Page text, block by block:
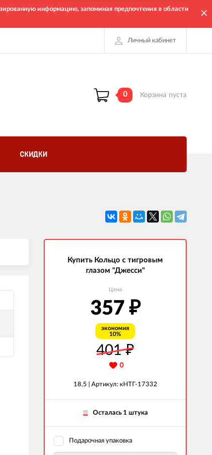
информацию, запоминая предпочтения в области
Личный кабинет
0 Корзина пуста
СКИДКИ
Купить Кольцо с тигровым
глазом "Джесси"
Цена
357 ₽
экономия
10%
401₽
0
18,5 | Артикул: кНТГ-17332
Осталась 1 штука
Подарочная упаковка